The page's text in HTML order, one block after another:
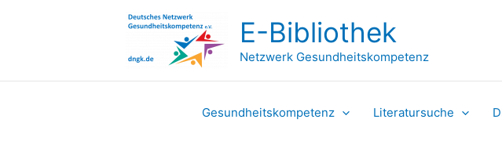
E-Bibliothek
Netzwerk Gesundheitskompetenz
Gesundheitskompetenz Literatursuche